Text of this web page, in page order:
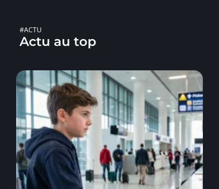
#ACTU
Actu au top